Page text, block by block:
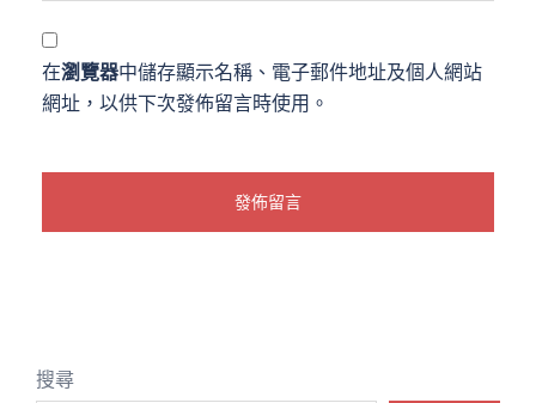
在瀏覽器中儲存顯示名稱、電子郵件地址及個人網站
網址，以供下次發佈留言時使用。
搜尋